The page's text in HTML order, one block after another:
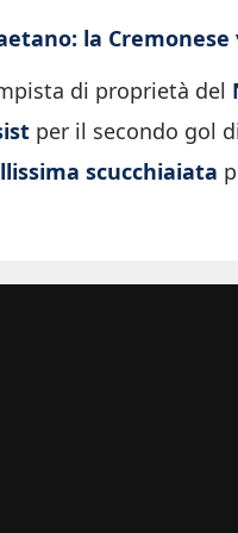
la
di proprietà del
per il secondo gol
scucchiaiata